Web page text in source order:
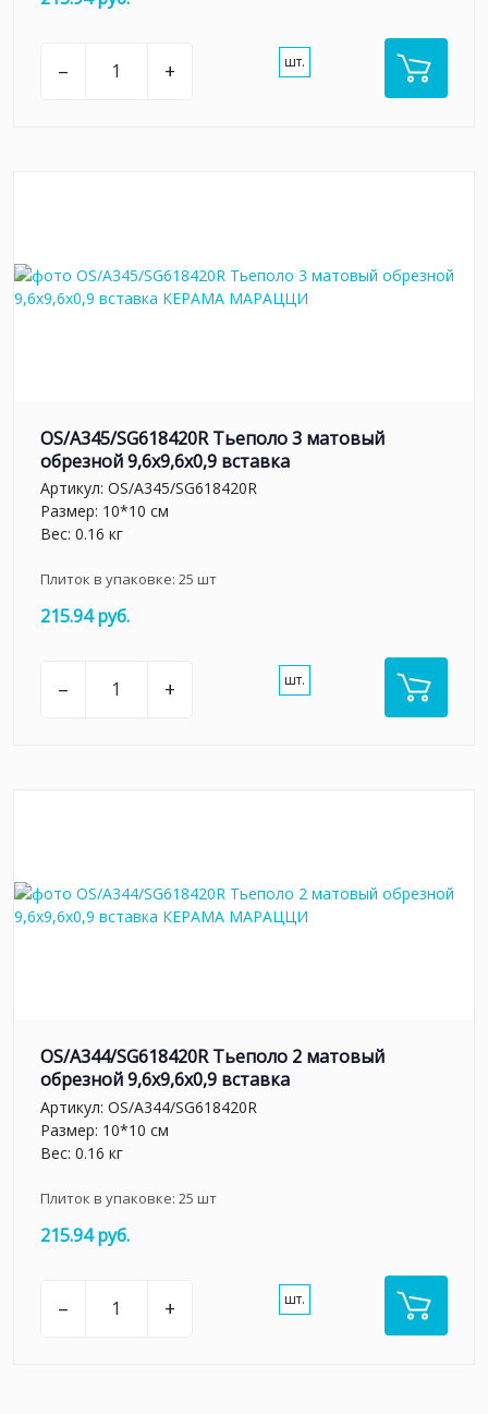
– + шт.
OS/A345/SG618420R Тьеполо 3 матовый
обрезной 9,6x9,6x0,9 вставка
Артикул: OS/A345/SG618420R
Размер: 10*10 см
Вес: 0.16 кг
Плиток в упаковке: 25 шт
215.94 руб.
– + шт.
OS/A344/SG618420R Тьеполо 2 матовый
обрезной 9,6x9,6x0,9 вставка
Артикул: OS/A344/SG618420R
Размер: 10*10 см
Вес: 0.16 кг
Плиток в упаковке: 25 шт
215.94 руб.
– + шт.